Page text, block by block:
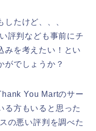
たけど、、、
評判なども事前にチ
みを考えたい！とい
がでしょうか？
You Martのサー
る方もいると思った
の悪い評判を調べた